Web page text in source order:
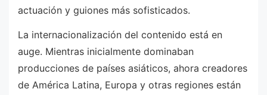
actuación y guiones más sofisticados.
La internacionalización del contenido está en
auge. Mientras inicialmente dominaban
producciones de países asiáticos, ahora creadores
de América Latina, Europa y otras regiones están